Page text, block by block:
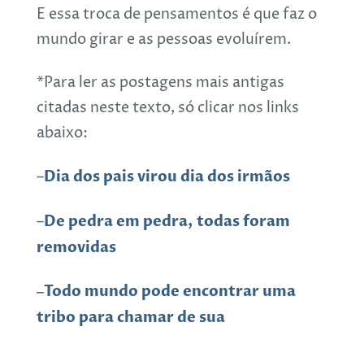
E essa troca de pensamentos é que faz o
mundo girar e as pessoas evoluírem.
*Para ler as postagens mais antigas
citadas neste texto, só clicar nos links
abaixo:
–Dia dos pais virou dia dos irmãos
–De pedra em pedra, todas foram
removidas
–Todo mundo pode encontrar uma
tribo para chamar de sua